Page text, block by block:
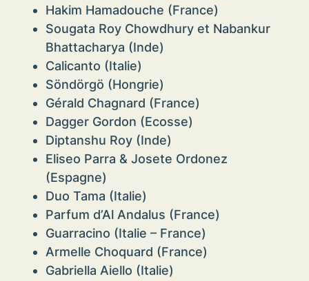
Hakim Hamadouche (France)
Sougata Roy Chowdhury et Nabankur
Bhattacharya (Inde)
Calicanto (Italie)
Söndörgö (Hongrie)
Gérald Chagnard (France)
Dagger Gordon (Ecosse)
Diptanshu Roy (Inde)
Eliseo Parra & Josete Ordonez
(Espagne)
Duo Tama (Italie)
Parfum d’Al Andalus (France)
Guarracino (Italie – France)
Armelle Choquard (France)
Gabriella Aiello (Italie)